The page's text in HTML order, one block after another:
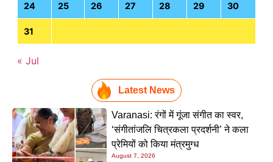
24 25 26 27 28 29 30
31
« Jul
Latest News
Varanasi: रंगों में गूंजा संगीत का स्वर,
‘संगीतांजलि चित्रकला प्रदर्शनी’ ने कला
प्रेमियों को किया मंत्रमुग्ध
August 7, 2026